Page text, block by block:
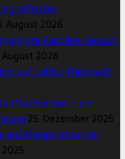
bei
August 2026
Familien: Gewalt
August 2026
auf Lobby-Trips nach
– ein
25. Dezember 2025
und Manipulation der